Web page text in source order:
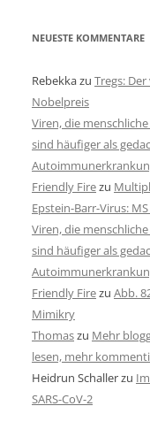
NEUESTE KOMMENTARE
Rebekkazu Tregs:
Nobelpreis
Viren, die
sind häufiger als
Friendly Firezu
Epstein-Barr-Virus:
Viren, die
sind häufiger als
Friendly Firezu Abb.
Mimikry
Thomaszu Mehr
lesen, mehr
Heidrun Schallerzu
SARS-CoV-2